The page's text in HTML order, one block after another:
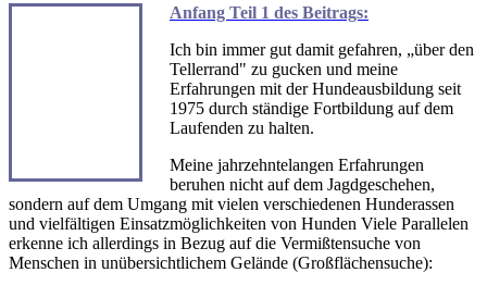
Anfang Teil 1 des Beitrags:
Ich bin immer gut damit gefahren, „über den
Tellerrand" zu gucken und meine
Erfahrungen mit der Hundeausbildung seit
1975 durch ständige Fortbildung auf dem
Laufenden zu halten.
Meine jahrzehntelangen Erfahrungen
beruhen nicht auf dem Jagdgeschehen,
sondern auf dem Umgang mit vielen verschiedenen Hunderassen
und vielfältigen Einsatzmöglichkeiten von Hunden Viele Parallelen
erkenne ich allerdings in Bezug auf die Vermißtensuche von
Menschen in unübersichtlichem Gelände (Großflächensuche):